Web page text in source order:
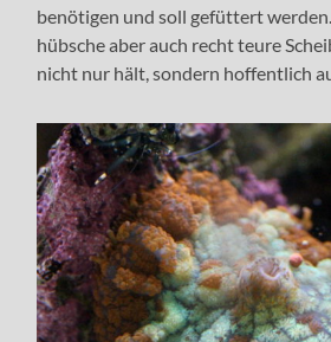
benötigen und soll gefüttert
hübsche aber auch recht teure
nicht nur hält, sondern hoffentlich